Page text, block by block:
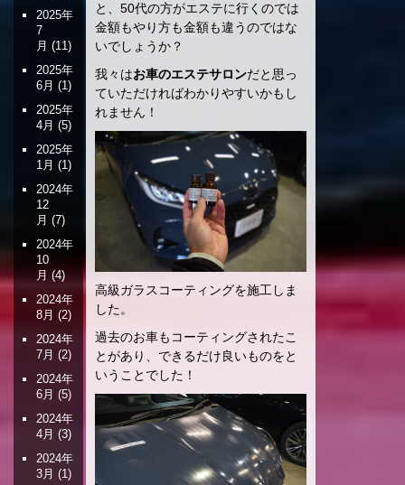
と、50代の方がエステに行くのでは
金額もやり方も金額も違うのではな
いでしょうか？
我々はお車のエステサロンだと思っ
ていただければわかりやすいかもし
れません！
高級ガラスコーティングを施工しま
した。
過去のお車もコーティングされたこ
とがあり、できるだけ良いものをと
いうことでした！
2025年
7
月 (11)
2025年
6月 (1)
2025年
4月 (5)
2025年
1月 (1)
2024年
12
月 (7)
2024年
10
月 (4)
2024年
8月 (2)
2024年
7月 (2)
2024年
6月 (5)
2024年
4月 (3)
2024年
3月 (1)